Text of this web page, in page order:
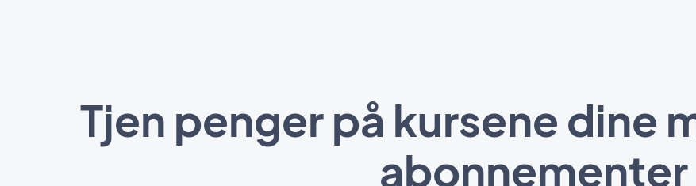
Tjen penger på kursene dine
abonnementer